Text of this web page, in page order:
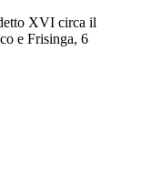
XVI circa il
e Frisinga, 6